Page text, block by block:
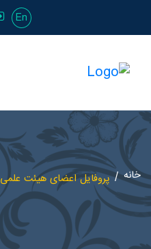
En
خانه پروفایل اعضای هیئت علمی